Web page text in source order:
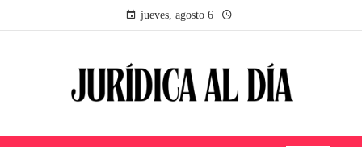
jueves, agosto 6